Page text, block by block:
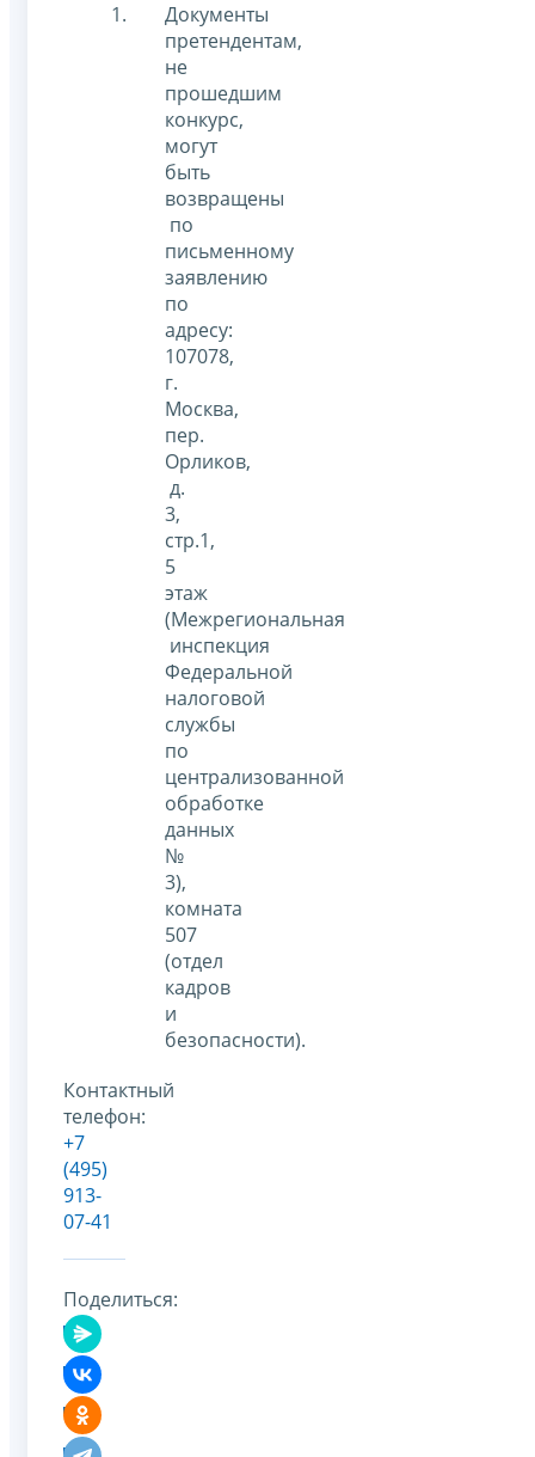
Документы
претендентам,
не
прошедшим
конкурс,
могут
быть
возвращены
по
письменному
заявлению
по
адресу:
107078,
г.
Москва,
пер.
Орликов,
д.
3,
стр.1,
5
этаж
(Межрегиональная
инспекция
Федеральной
налоговой
службы
по
централизованной
обработке
данных
№
3),
комната
507
(отдел
кадров
и
безопасности).
Контактный
телефон:
+7
(495)
913-
07-41
Поделиться: